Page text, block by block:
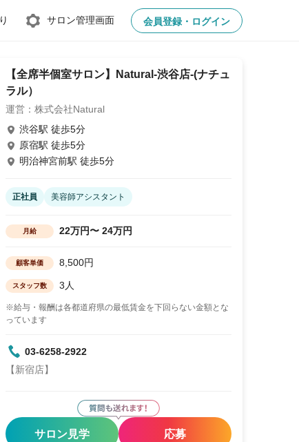
サロン管理画面 会員登録・ログイン
【全席半個室サロン】Natural-渋谷店-(ナチュ
ラル）
運営：株式会社Natural
渋谷駅 徒歩5分
原宿駅 徒歩5分
明治神宮前駅 徒歩5分
正社員 美容師アシスタント
月給 22万円〜 24万円
顧客単価 8,500円
スタッフ数 3人
※給与・報酬は各都道府県の最低賃金を下回らない金額とな
っています
03-6258-2922
【新宿店】
サロン見学 応募